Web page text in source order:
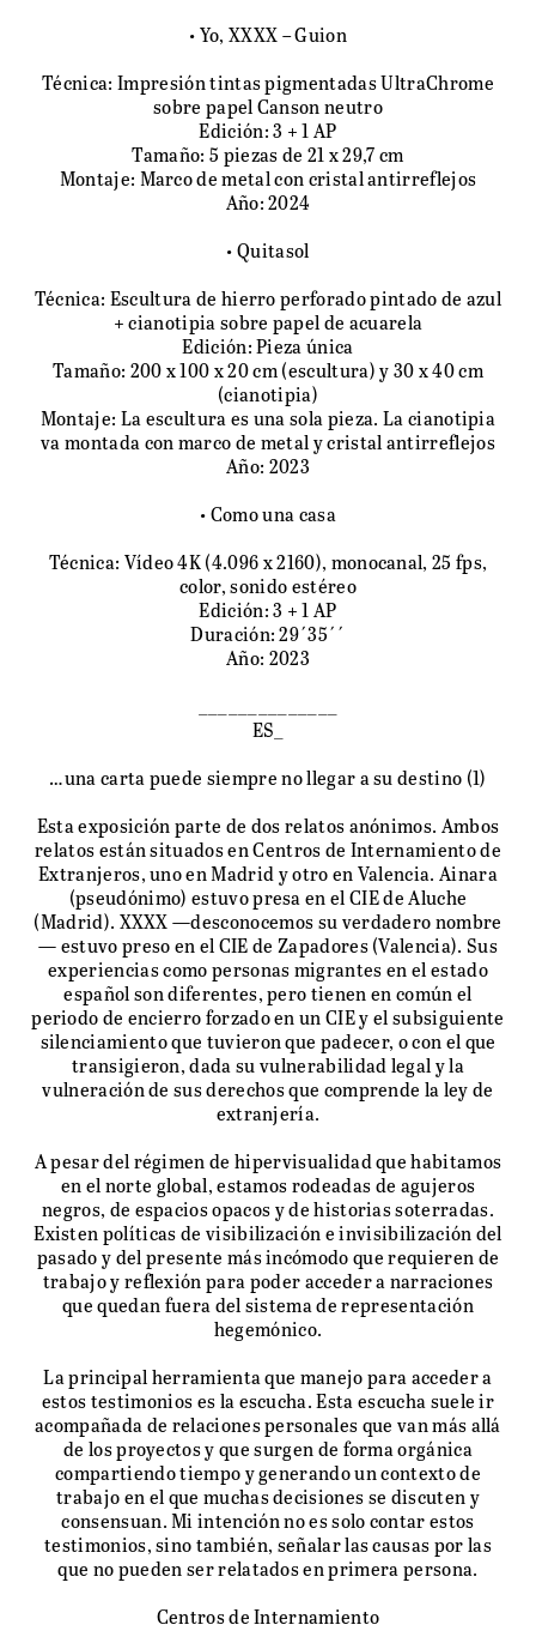
PROJECTS
• Yo, XXXX – Guion
Técnica: Impresión tintas pigmentadas UltraChrome
sobre papel Canson neutro
Edición: 3 + 1 AP
Tamaño: 5 piezas de 21 x 29,7 cm
Montaje: Marco de metal con cristal antirreflejos
Año: 2024
• Quitasol
Técnica: Escultura de hierro perforado pintado de azul
+ cianotipia sobre papel de acuarela
Edición: Pieza única
Tamaño: 200 x 100 x 20 cm (escultura) y 30 x 40 cm
(cianotipia)
Montaje: La escultura es una sola pieza. La cianotipia
va montada con marco de metal y cristal antirreflejos
Año: 2023
• Como una casa
Técnica: Vídeo 4K (4.096 x 2160), monocanal, 25 fps,
color, sonido estéreo
Edición: 3 + 1 AP
Duración: 29´35´´
Año: 2023
ES_
…una carta puede siempre no llegar a su destino (1)
Esta exposición parte de dos relatos anónimos. Ambos
relatos están situados en Centros de Internamiento de
Extranjeros, uno en Madrid y otro en Valencia. Ainara
(pseudónimo) estuvo presa en el CIE de Aluche
(Madrid). XXXX —desconocemos su verdadero nombre
— estuvo preso en el CIE de Zapadores (Valencia). Sus
experiencias como personas migrantes en el estado
español son diferentes, pero tienen en común el
periodo de encierro forzado en un CIE y el subsiguiente
silenciamiento que tuvieron que padecer, o con el que
transigieron, dada su vulnerabilidad legal y la
vulneración de sus derechos que comprende la ley de
extranjería.
A pesar del régimen de hipervisualidad que habitamos
en el norte global, estamos rodeadas de agujeros
negros, de espacios opacos y de historias soterradas.
Existen políticas de visibilización e invisibilización del
pasado y del presente más incómodo que requieren de
trabajo y reflexión para poder acceder a narraciones
que quedan fuera del sistema de representación
hegemónico.
La principal herramienta que manejo para acceder a
estos testimonios es la escucha. Esta escucha suele ir
acompañada de relaciones personales que van más allá
de los proyectos y que surgen de forma orgánica
compartiendo tiempo y generando un contexto de
trabajo en el que muchas decisiones se discuten y
consensuan. Mi intención no es solo contar estos
testimonios, sino también, señalar las causas por las
que no pueden ser relatados en primera persona.
Centros de Internamiento